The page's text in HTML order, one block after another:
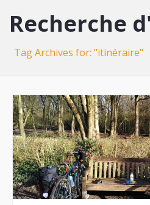
Recherche
Tag Archives for: "itinéraire"